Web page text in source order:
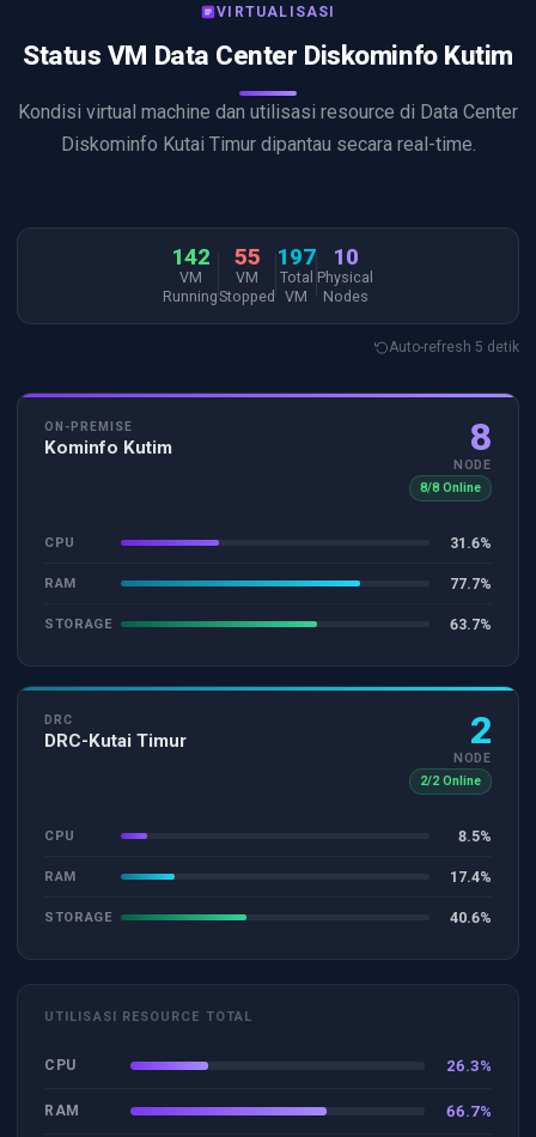
VIRTUALISASI
Status VM Data Center Diskominfo Kutim
Kondisi virtual machine dan utilisasi resource di Data Center
Diskominfo Kutai Timur dipantau secara real-time.
142
VM
Running
55
VM
Stopped
197
Total
VM
10
Physical
Nodes
Auto-refresh 5 detik
ON-PREMISE
Kominfo Kutim 8
NODE
8/8 Online
CPU 31.6%
RAM 77.7%
STORAGE 63.7%
DRC
DRC-Kutai Timur 2
NODE
2/2 Online
CPU 8.5%
RAM 17.4%
STORAGE 40.6%
UTILISASI RESOURCE TOTAL
CPU 26.3%
RAM 66.7%